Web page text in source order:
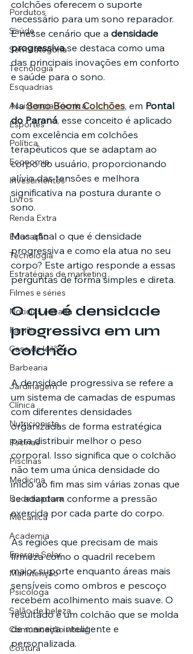
Pordutos
Saúde
Sem categoria
Tecnologia
Esquadrias
Assistencia Técnica
Esportes
Política
Economia
Investimentos
Livros
Renda Extra
Educação
Tecnologia
Estratégias de marketing
Filmes e séries
Noticias em alta
Família
Casa de leilões
Barbearia
Jardinagem
Clínica
Nutricionista
Pscinas
Piscinas
Medicina
Dedetizadora
Mecânica
Academia
Energia Solar
Manutenção
Psicóloga
Salão de beleza
Comunicação visual
Costura
colchões oferecem o suporte
necessário para um sono reparador.
É nesse cenário que a densidade
progressiva se destaca como uma
das principais inovações em conforto
e saúde para o sono.
Na Sono Boom Colchões, em Pontal
do Paraná, esse conceito é aplicado
com excelência em colchões
terapêuticos que se adaptam ao
corpo do usuário, proporcionando
alívio das tensões e melhora
significativa na postura durante o
sono.
Mas afinal o que é densidade
progressiva e como ela atua no seu
corpo? Este artigo responde a essas
perguntas de forma simples e direta.
O que é densidade
progressiva em um
colchão
A densidade progressiva se refere a
um sistema de camadas de espumas
com diferentes densidades
organizadas de forma estratégica
para distribuir melhor o peso
corporal. Isso significa que o colchão
não tem uma única densidade do
início ao fim mas sim várias zonas que
se adaptam conforme a pressão
exercida por cada parte do corpo.
As regiões que precisam de mais
firmeza como o quadril recebem
maior suporte enquanto áreas mais
sensíveis como ombros e pescoço
recebem acolhimento mais suave. O
resultado é um colchão que se molda
de maneira inteligente e
personalizada.